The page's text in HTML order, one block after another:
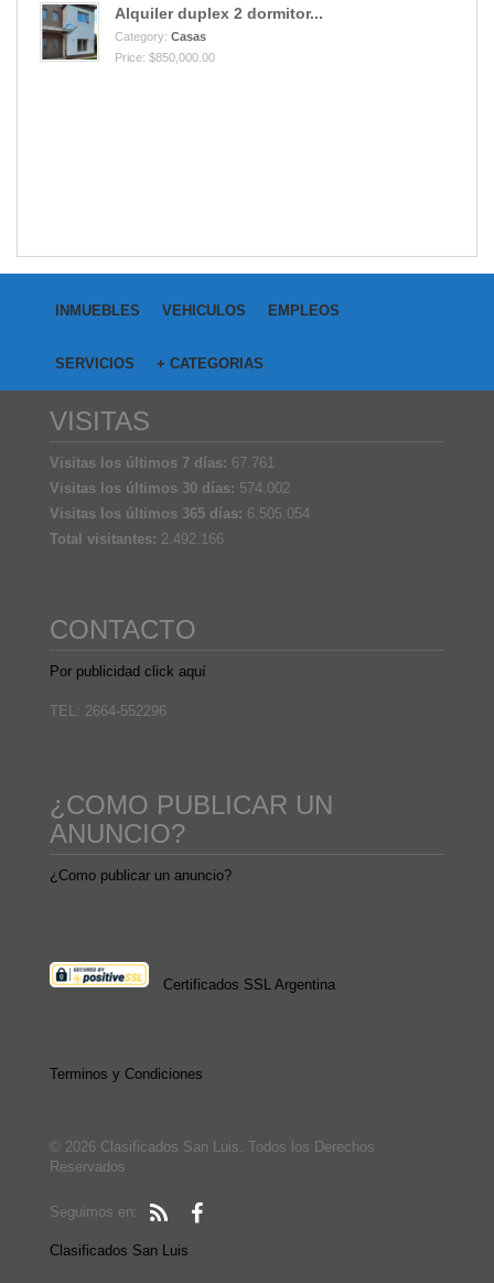
Alquiler duplex 2 dormitor...
Category: Casas
Price: $850,000.00
INMUEBLES VEHICULOS EMPLEOS
SERVICIOS + CATEGORIAS
VISITAS
Visitas los últimos 7 días: 67.761
Visitas los últimos 30 días: 574.002
Visitas los últimos 365 días: 6.505.054
Total visitantes: 2.492.166
CONTACTO
Por publicidad click aquí
TEL: 2664-552296
¿COMO PUBLICAR UN
ANUNCIO?
¿Como publicar un anuncio?
Certificados SSL Argentina
Terminos y Condiciones
© 2026 Clasificados San Luis. Todos los Derechos
Reservados
Seguimos en:
Clasificados San Luis